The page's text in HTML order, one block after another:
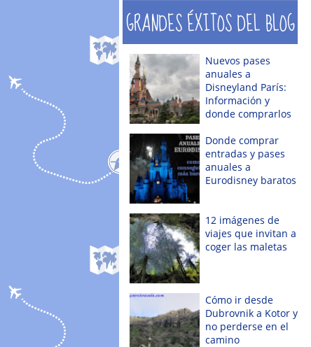
GRANDES ÉXITOS DEL BLOG
Nuevos pases
anuales a
Disneyland París:
Información y
donde comprarlos
Donde comprar
entradas y pases
anuales a
Eurodisney baratos
12 imágenes de
viajes que invitan a
coger las maletas
Cómo ir desde
Dubrovnik a Kotor y
no perderse en el
camino